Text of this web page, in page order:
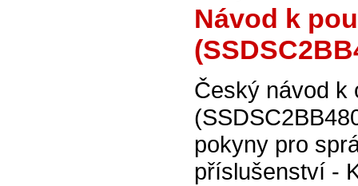
Návod k
Český návod k
pokyny pro
příslušenství -